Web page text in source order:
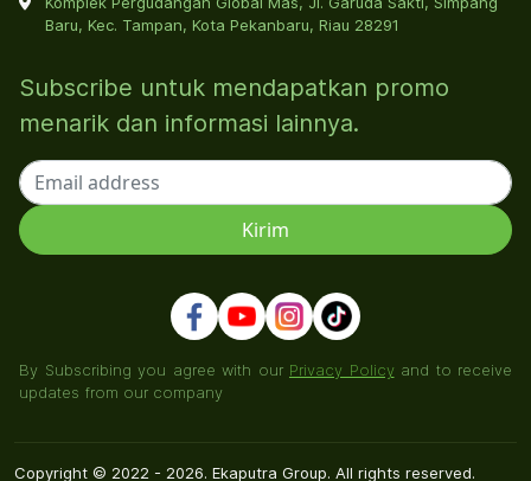
Baru, Kec. Tampan, Kota Pekanbaru, Riau 28291
Subscribe untuk mendapatkan promo
menarik dan informasi lainnya.
By Subscribing you agree with our Privacy Policyand to receive
updates from our company
Copyright © 2022 - 2026. Ekaputra Group. All rights reserved.